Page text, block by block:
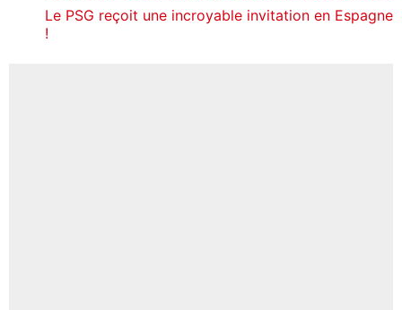
Le PSG reçoit une incroyable invitation en Espagne
!